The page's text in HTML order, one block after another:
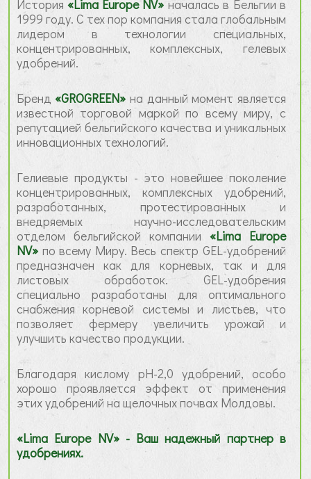
История «Lima Europe NV» началась в Бельгии в
1999 году. С тех пор компания стала глобальным
лидером в технологии специальных,
концентрированных, комплексных, гелевых
удобрений.
Бренд «GROGREEN» на данный момент является
известной торговой маркой по всему миру, с
репутацией бельгийского качества и уникальных
инновационных технологий.
Гелиевые продукты - это новейшее поколение
концентрированных, комплексных удобрений,
разработанных, протестированных и
внедряемых научно-исследовательским
отделом бельгийской компании «Lima Europe
NV» по всему Миру. Весь спектр GEL-удобрений
предназначен как для корневых, так и для
листовых обработок. GEL-удобрения
специально разработаны для оптимального
снабжения корневой системы и листьев, что
позволяет фермеру увеличить урожай и
улучшить качество продукции.
Благодаря кислому pH-2,0 удобрений, особо
хорошо проявляется эффект от применения
этих удобрений на щелочных почвах Молдовы.
«Lima Europe NV» - Ваш надежный партнер в
удобрениях.